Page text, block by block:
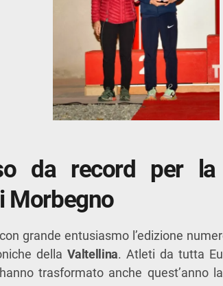
da record per
Morbegno
grande entusiasmo l’edizione
della Valtellina. Atleti da tutta
trasformato anche quest’anno